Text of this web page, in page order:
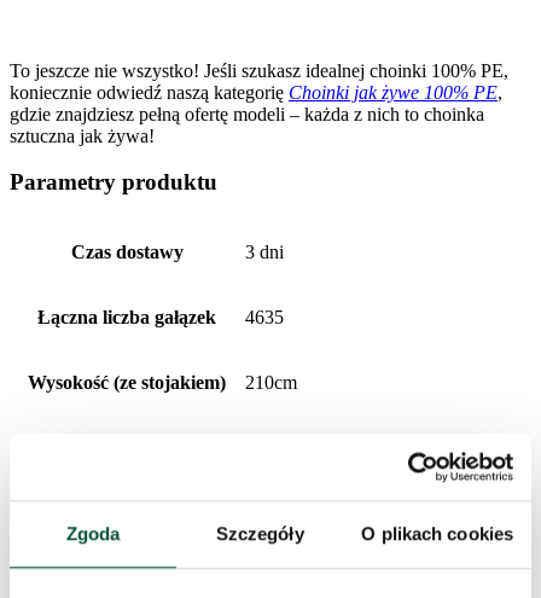
Zgoda Szczegóły O plikach cookies
To jeszcze nie wszystko! Jeśli szukasz idealnej choinki 100% PE,
koniecznie odwiedź naszą kategorię Choinki jak żywe 100% PE,
gdzie znajdziesz pełną ofertę modeli – każda z nich to choinka
sztuczna jak żywa!
Parametry produktu
Czas dostawy 3 dni
Łączna liczba gałązek 4635
Wysokość (ze stojakiem) 210cm